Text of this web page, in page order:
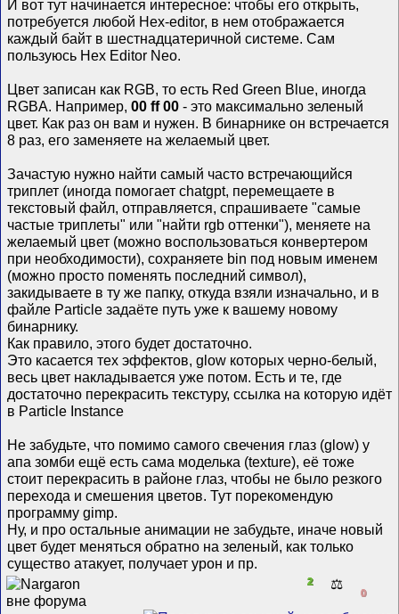
И вот тут начинается интересное: чтобы его открыть,
потребуется любой Hex-editor, в нем отображается
каждый байт в шестнадцатеричной системе. Сам
пользуюсь Hex Editor Neo.
Цвет записан как RGB, то есть Red Green Blue, иногда
RGBA. Например,00 ff 00 - это максимально зеленый
цвет. Как раз он вам и нужен. В бинарнике он встречается
8 раз, его заменяете на желаемый цвет.
Зачастую нужно найти самый часто встречающийся
триплет (иногда помогает chatgpt, перемещаете в
текстовый файл, отправляется, спрашиваете "самые
частые триплеты" или "найти rgb оттенки"), меняете на
желаемый цвет (можно воспользоваться конвертером
при необходимости), сохраняете bin под новым именем
(можно просто поменять последний символ),
закидываете в ту же папку, откуда взяли изначально, и в
файле Particle задаёте путь уже к вашему новому
бинарнику.
Как правило, этого будет достаточно.
Это касается тех эффектов, glow которых черно-белый,
весь цвет накладывается уже потом. Есть и те, где
достаточно перекрасить текстуру, ссылка на которую идёт
в Particle Instance
Не забудьте, что помимо самого свечения глаз (glow) у
апа зомби ещё есть сама моделька (texture), её тоже
стоит перекрасить в районе глаз, чтобы не было резкого
перехода и смешения цветов. Тут порекомендую
программу gimp.
Ну, и про остальные анимации не забудьте, иначе новый
цвет будет меняться обратно на зеленый, как только
существо атакует, получает урон и пр.
2 ⚖️
0